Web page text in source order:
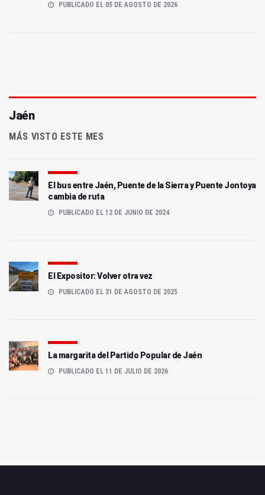
PUBLICADO EL 05 DE AGOSTO DE 2026
Jaén
MÁS VISTO ESTE MES
El bus entre Jaén, Puente de la Sierra y Puente Jontoya
cambia de ruta
PUBLICADO EL 12 DE JUNIO DE 2024
El Expositor: Volver otra vez
PUBLICADO EL 31 DE AGOSTO DE 2025
La margarita del Partido Popular de Jaén
PUBLICADO EL 11 DE JULIO DE 2026